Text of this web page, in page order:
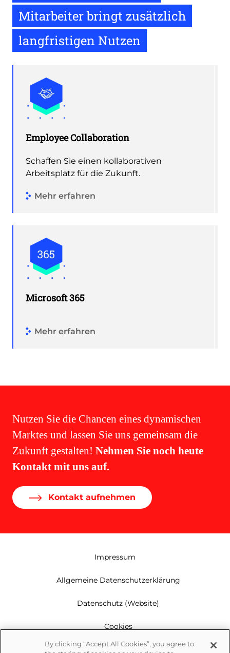
Mitarbeiter bringt zusätzlich
langfristigen Nutzen
Employee Collaboration
Schaffen Sie einen kollaborativen
Arbeitsplatz für die Zukunft.
Mehr erfahren
Microsoft 365
Mehr erfahren
Nutzen Sie die Chancen eines dynamischen
Marktes und lassen Sie uns gemeinsam die
Zukunft gestalten! Nehmen Sie noch heute
Kontakt mit uns auf.
Kontakt aufnehmen
Impressum
Allgemeine Datenschutzerklärung
Datenschutz (Website)
Cookies
Garantie
By clicking “Accept All Cookies”, you agree to